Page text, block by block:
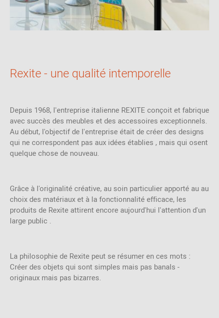
Rexite - une qualité intemporelle
Depuis 1968, l'entreprise italienne REXITE conçoit et fabrique
avec succès des meubles et des accessoires exceptionnels.
Au début, l'objectif de l'entreprise était de créer des designs
qui ne correspondent pas aux idées établies , mais qui osent
quelque chose de nouveau.
Grâce à l'originalité créative, au soin particulier apporté au au
choix des matériaux et à la fonctionnalité efficace, les
produits de Rexite attirent encore aujourd'hui l'attention d'un
large public .
La philosophie de Rexite peut se résumer en ces mots :
Créer des objets qui sont simples mais pas banals -
originaux mais pas bizarres.